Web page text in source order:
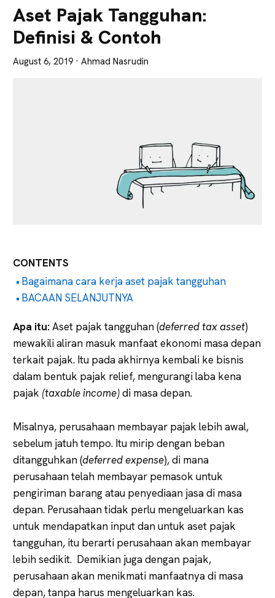
Tajam
Aset Pajak Tangguhan:
Definisi & Contoh
August 6, 2019 · Ahmad Nasrudin
CONTENTS
Bagaimana cara kerja aset pajak tangguhan
BACAAN SELANJUTNYA
Apa itu:Aset pajak tangguhan (deferred tax asset)
mewakili aliran masuk manfaat ekonomi masa depan
terkait pajak. Itu pada akhirnya kembali ke bisnis
dalam bentuk pajak relief, mengurangi laba kena
pajak (taxable income)di masa depan.
Misalnya, perusahaan membayar pajak lebih awal,
sebelum jatuh tempo. Itu mirip dengan beban
ditangguhkan (deferred expense), di mana
perusahaan telah membayar pemasok untuk
pengiriman barang atau penyediaan jasa di masa
depan. Perusahaan tidak perlu mengeluarkan kas
untuk mendapatkan input dan untuk aset pajak
tangguhan, itu berarti perusahaan akan membayar
lebih sedikit. Demikian juga dengan pajak,
perusahaan akan menikmati manfaatnya di masa
depan, tanpa harus mengeluarkan kas.